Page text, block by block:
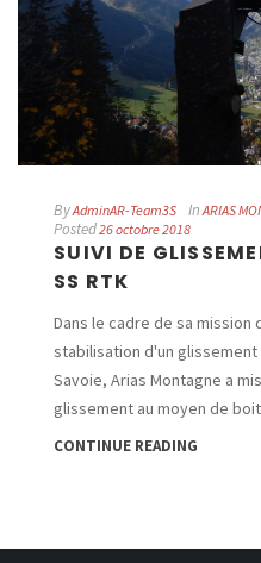
ByAdminAR-Team3S In ARIAS
Posted26 octobre 2018
SUIVI DE
SS RTK
Dans le cadre de sa mission
stabilisation d'un
Savoie, Arias Montagne a
glissement au moyen de
CONTINUE READING